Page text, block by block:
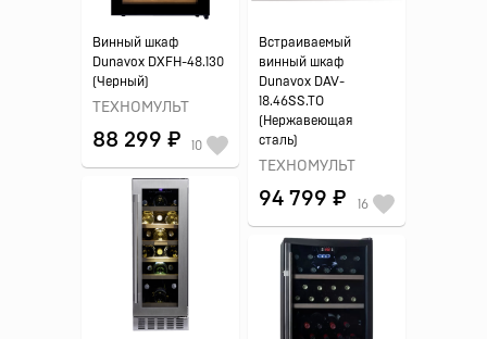
Винный шкаф
Dunavox DXFH-48.130
(Черный)
ТЕХНОМУЛЬТ
88 299 ₽ 10
Встраиваемый
винный шкаф
Dunavox DAV-
18.46SS.TO
(Нержавеющая
сталь)
ТЕХНОМУЛЬТ
94 799 ₽ 16